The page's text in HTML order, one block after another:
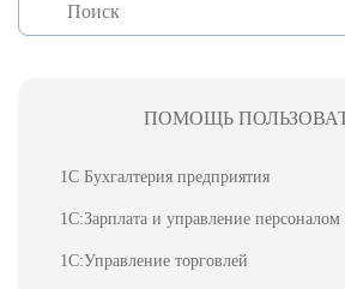
ПОМОЩЬ
1С Бухгалтерия предприятия
1С:Зарплата и управление персоналом
1С:Управление торговлей